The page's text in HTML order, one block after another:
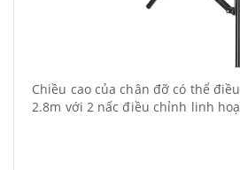
Chiều cao của chân đỡ có thể
2.8m với 2 nấc điều chỉnh linh